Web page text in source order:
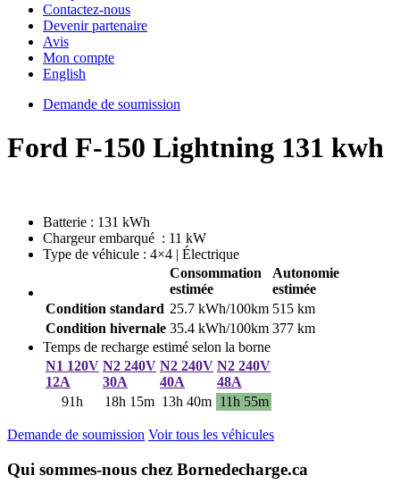
Contactez-nous
Devenir partenaire
Avis
Mon compte
English
Demande de soumission
Ford F-150 Lightning 131 kwh
Batterie : 131 kWh
Chargeur embarqué : 11 kW
Type de véhicule : 4×4 | Électrique
Consommation
estimée
Autonomie
estimée
Condition standard 25.7 kWh/100km 515 km
Condition hivernale 35.4 kWh/100km 377 km
Temps de recharge estimé selon la borne
N1 120V
12A
N2 240V
30A
N2 240V
40A
N2 240V
48A
91h
18h 15m 13h 40m 11h 55m
Demande de soumission Voir tous les véhicules
Qui sommes-nous chez Bornedecharge.ca